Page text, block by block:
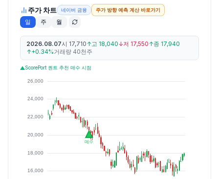
주가 차트 네이버 금융 주가 방향 예측 계산 바로가기
일 주 월
2026.08.07시 17,710 ↑고 18,040↓저 17,550 ↑종 17,940
↑+0.34%거래량 40천주
ScorePort 퀀트 추천 매수 시점